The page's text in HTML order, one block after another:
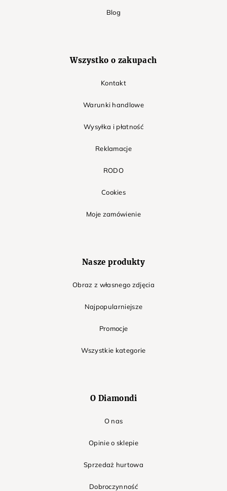
Blog
Wszystko o zakupach
Kontakt
Warunki handlowe
Wysyłka i płatność
Reklamacje
RODO
Cookies
Moje zamówienie
Nasze produkty
Obraz z własnego zdjęcia
Najpopularniejsze
Promocje
Wszystkie kategorie
O Diamondi
O nas
Opinie o sklepie
Sprzedaż hurtowa
Dobroczynność